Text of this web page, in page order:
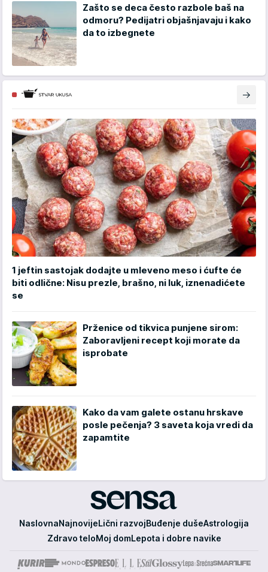
Zašto se deca često razbole baš na
odmoru? Pedijatri objašnjavaju i kako
da to izbegnete
1 jeftin sastojak dodajte u mleveno meso i ćufte će
biti odlične: Nisu prezle, brašno, ni luk, iznenadićete
se
Prženice od tikvica punjene sirom:
Zaboravljeni recept koji morate da
isprobate
Kako da vam galete ostanu hrskave
posle pečenja? 3 saveta koja vredi da
zapamtite
Sensa
NaslovnaNajnovijeLični razvojBuđenje dušeAstrologija
Zdravo teloMoj domLepota i dobre navike